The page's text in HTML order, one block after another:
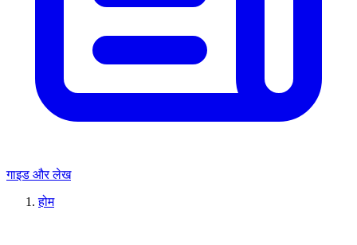
गाइड और लेख
होम